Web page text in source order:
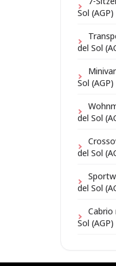
Sol (AGP)
del Sol
Sol (AGP)
del Sol
del Sol
del Sol
Sol (AGP)